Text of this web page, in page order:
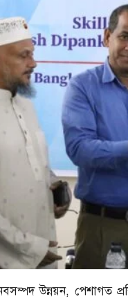
উন্নয়ন, পেশাগত